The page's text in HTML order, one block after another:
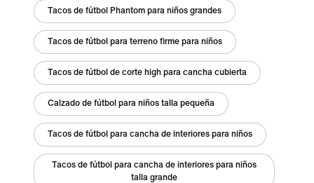
Tacos de fútbol Phantom para niños grandes
Tacos de fútbol para terreno firme para niños
Tacos de fútbol de corte high para cancha cubierta
Calzado de fútbol para niños talla pequeña
Tacos de fútbol para cancha de interiores para niños
Tacos de fútbol para cancha de interiores para niños
talla grande